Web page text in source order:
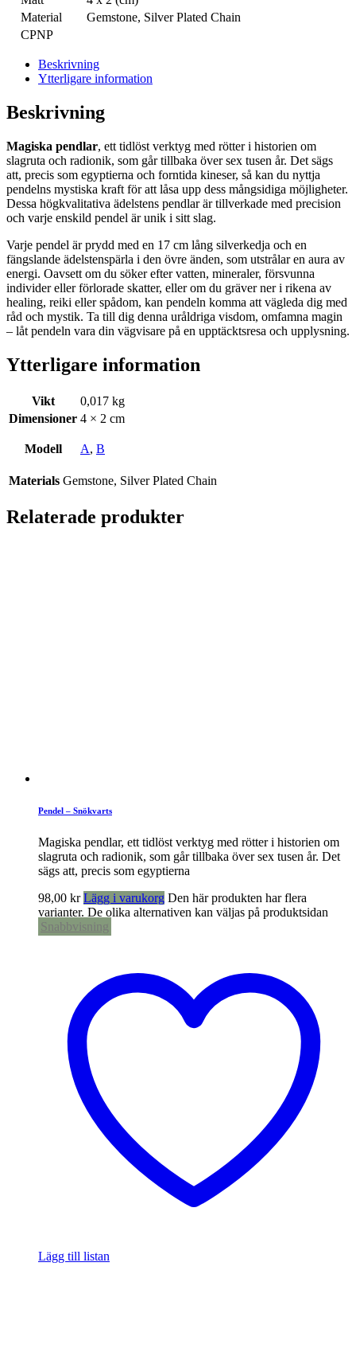
Material
Gemstone, Silver Plated Chain
CPNP
Beskrivning
Ytterligare information
Beskrivning
Magiska pendlar, ett tidlöst verktyg med rötter i historien om
slagruta och radionik, som går tillbaka över sex tusen år. Det sägs
att, precis som egyptierna och forntida kineser, så kan du nyttja
pendelns mystiska kraft för att låsa upp dess mångsidiga möjligheter.
Dessa högkvalitativa ädelstens pendlar är tillverkade med precision
och varje enskild pendel är unik i sitt slag.
Varje pendel är prydd med en 17 cm lång silverkedja och en
fängslande ädelstenspärla i den övre änden, som utstrålar en aura av
energi. Oavsett om du söker efter vatten, mineraler, försvunna
individer eller förlorade skatter, eller om du gräver ner i rikena av
healing, reiki eller spådom, kan pendeln komma att vägleda dig med
råd och mystik. Ta till dig denna uråldriga visdom, omfamna magin
– låt pendeln vara din vägvisare på en upptäcktsresa och upplysning.
Ytterligare information
Vikt
0,017 kg
Dimensioner 4 × 2 cm
Modell A, B
Materials Gemstone, Silver Plated Chain
Relaterade produkter
Pendel – Snökvarts
Magiska pendlar, ett tidlöst verktyg med rötter i historien om
slagruta och radionik, som går tillbaka över sex tusen år. Det
sägs att, precis som egyptierna
98,00 kr Lägg i varukorg Den här produkten har flera
varianter. De olika alternativen kan väljas på produktsidan
Snabbvisning
Lägg till listan